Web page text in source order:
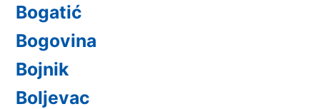
Bogatić
Bogovina
Bojnik
Boljevac